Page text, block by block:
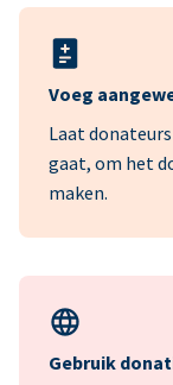
Voeg
Laat
gaat, om het
maken.
Gebruik